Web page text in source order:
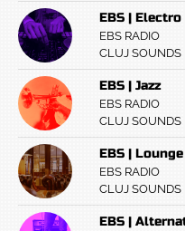
EBS | Electro
EBS RADIO
CLUJ SOUNDS
EBS | Jazz
EBS RADIO
CLUJ SOUNDS
EBS | Lounge
EBS RADIO
CLUJ SOUNDS
EBS |